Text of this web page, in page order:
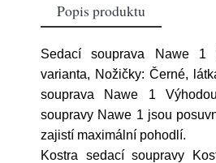
Popis produktu
Sedací souprava Nawe 1
varianta, Nožičky: Černé,
souprava Nawe 1
soupravy Nawe 1 jsou
zajistí maximální pohodlí.
Kostra sedací soupravy